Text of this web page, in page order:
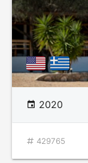
2020
429765